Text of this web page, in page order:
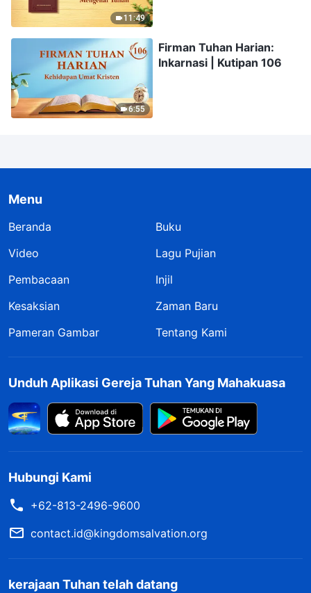
11:49
6:55
Firman Tuhan Harian:
Inkarnasi | Kutipan 106
Menu
Beranda
Buku
Video
Lagu Pujian
Pembacaan
Injil
Kesaksian
Zaman Baru
Pameran Gambar
Tentang Kami
Unduh Aplikasi Gereja Tuhan Yang Mahakuasa
Hubungi Kami
+62-813-2496-9600
contact.id@kingdomsalvation.org
kerajaan Tuhan telah datang